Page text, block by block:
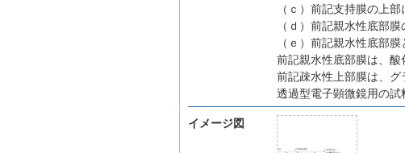
（ｃ）前記支持膜の上
（ｄ）前記親水性底部
（ｅ）前記親水性底部
前記親水性底部膜は、酸
前記疎水性上部膜は、グ
透過型電子顕微鏡用の試
イメージ図